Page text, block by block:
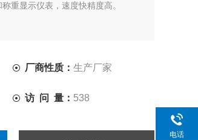
重显示仪表，速度快精度高。
厂商性质：生产厂家
访 问 量： 538
电话